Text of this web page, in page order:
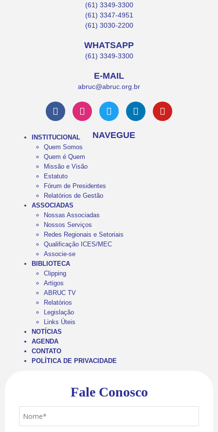
(61) 3349-3300
(61) 3347-4951
(61) 3030-2200
WHATSAPP
(61) 3349-3300
E-MAIL
abruc@abruc.org.br
NAVEGUE
INSTITUCIONAL
Quem Somos
Quem é Quem
Missão e Visão
Estatuto
Fórum de Presidentes
Relatórios de Gestão
ASSOCIADAS
Nossas Associadas
Nossos Serviços
Redes Regionais e Setoriais
Qualificação ICES/MEC
Associe-se
BIBLIOTECA
Clipping
Artigos
ABRUC TV
Relatórios
Legislação
Links Úteis
NOTÍCIAS
AGENDA
CONTATO
POLÍTICA DE PRIVACIDADE
Fale Conosco